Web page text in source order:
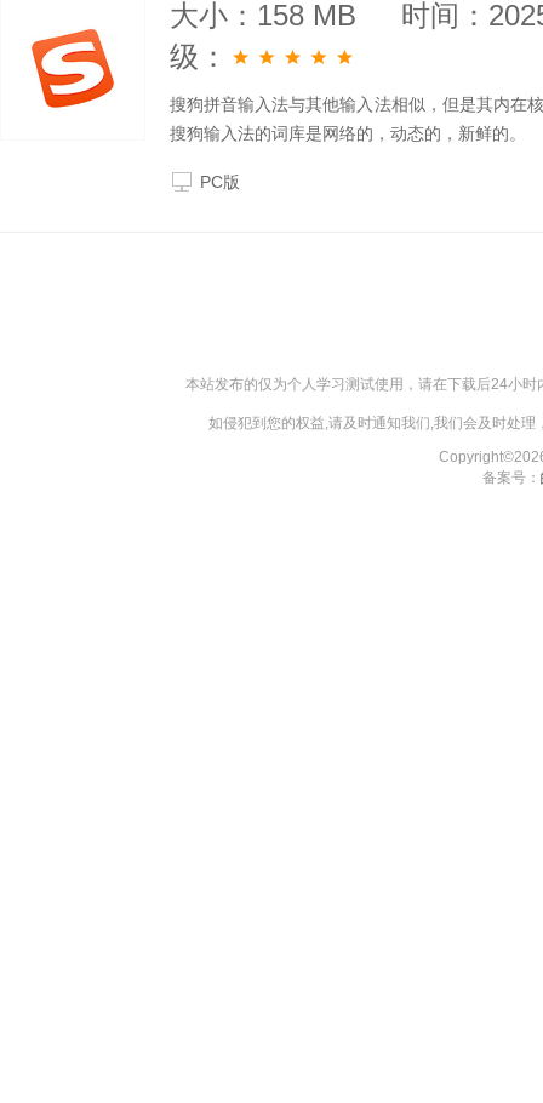
大小：158 MB
时间：
级：
搜狗拼音输入法与其他输入法相似，但是其内在
搜狗输入法的词库是网络的，动态的，新鲜的。
PC版
本站发布的仅为个人学习测试使用，请在下载后24小
如侵犯到您的权益,请及时通知我们,我们会及时处
备案号：